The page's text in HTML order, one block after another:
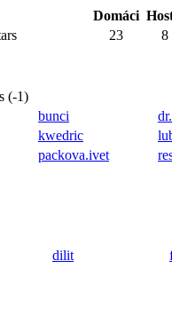
Domáci
23 8
(-1)
bunci
kwedric
packova.ivet
dilit